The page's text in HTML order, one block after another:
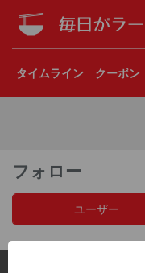
タイムライン クーポン
フォロー
ユーザー